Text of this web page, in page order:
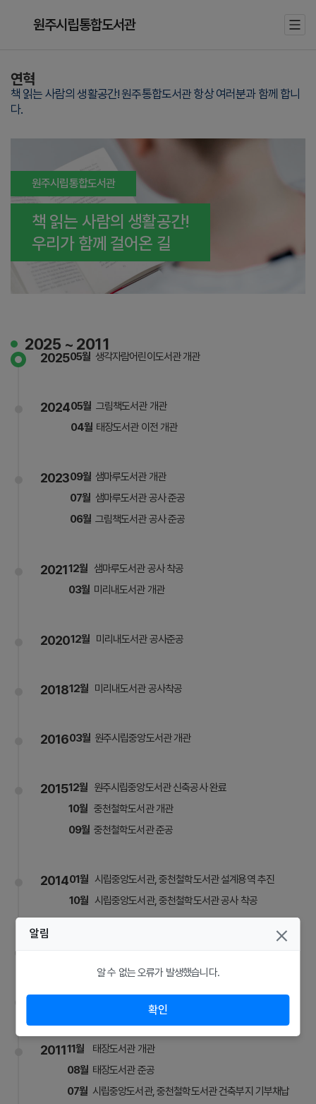
원주시립통합도서관
연혁
책 읽는 사람의 생활공간! 원주통합도서관 항상 여러분과 함께 합니
다.
원주시립통합도서관
책 읽는 사람의 생활공간!
우리가 함께 걸어온 길
2025 ~ 2011
202505월 생각자람어린이도서관 개관
202405월 그림책도서관 개관
04월 태장도서관 이전 개관
202309월 샘마루도서관 개관
07월 샘마루도서관 공사 준공
06월 그림책도서관 공사 준공
202112월 샘마루도서관 공사 착공
03월 미리내도서관 개관
202012월 미리내도서관 공사준공
201812월 미리내도서관 공사착공
201603월 원주시립중앙도서관 개관
201512월 원주시립중앙도서관 신축공사 완료
10월 중천철학도서관 개관
09월 중천철학도서관 준공
201401월 시립중앙도서관, 중천철학도서관 설계용역 추진
10월 시립중앙도서관, 중천철학도서관 공사 착공
201111월
태장도서관 개관
08월 태장도서관 준공
07월 시립중앙도서관, 중천철학도서관 건축부지 기부채납
알림
알 수 없는 오류가 발생했습니다.
확인